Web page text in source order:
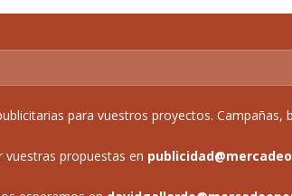
para vuestros proyectos. Campañas,
vuestras propuestas en